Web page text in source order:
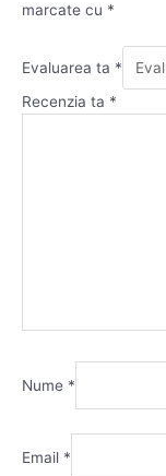
marcate cu *
Evaluarea ta *
Recenzia ta *
Nume *
Email *